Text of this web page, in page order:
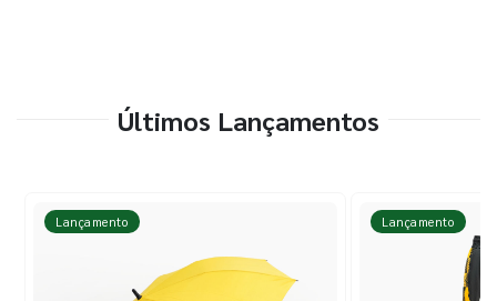
Últimos Lançamentos
Lançamento Lançamento